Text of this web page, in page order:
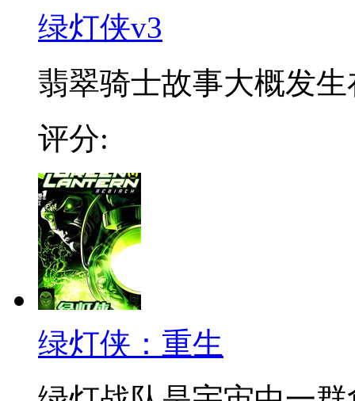
绿灯侠v3
翡翠骑士故事大概发
评分:
绿灯侠：重生